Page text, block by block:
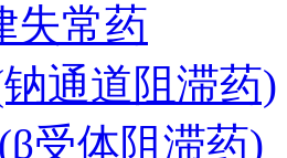
失常药
钠通道阻滞药)
受体阻滞药)